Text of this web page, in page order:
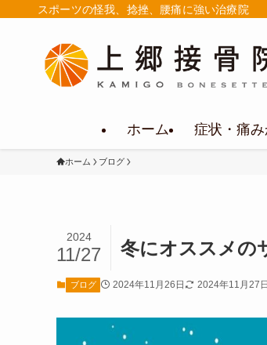
スポーツの怪我、捻挫、腰痛に強い治療院
ホーム 症状・痛
ホーム ブログ
冬にオススメの
2024
11/27
ブログ 2024年11月26日 2024年11月27日